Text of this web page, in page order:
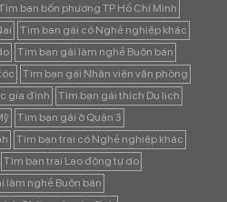
bạn bốn phương TP Hồ Chí Minh
Tìm bạn gái có Nghề nghiệp khác
Tìm bạn gái làm nghề Buôn bán
Tìm bạn gái Nhân viên văn phòng
gia đình
Tìm bạn gái thích Du lịch
Tìm bạn gái ở Quận 3
Tìm bạn trai có Nghề nghiệp khác
Tìm bạn trai Lao động tự do
làm nghề Buôn bán